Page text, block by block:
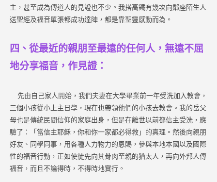
主，甚至成為傳道人的見證也不少。我搭高鐵有幾次向鄰座陌生人
送聖經及福音單張都成功達陣，都是靠聖靈感動而為。
四、從最近的親朋至最遠的任何人，無遠不屈
地分享福音，作見證：
先由自己家人開始，我們夫妻在大學畢業前一年受洗加入教會，
三個小孩從小上主日學，現在也帶領他們的小孩去教會。我的岳父
母也是傳統民間信仰的家庭出身，但是在離世以前都信主受洗，應
驗了：「當信主耶穌，你和你一家都必得救」的真理。然後向親朋
好友、同學同事，用各種人力物力的恩賜，參與本地本國以及國際
性的福音行動，正如使徒先向其骨肉至親的猶太人，再向外邦人傳
福音，而且不論得時，不得時地實行。